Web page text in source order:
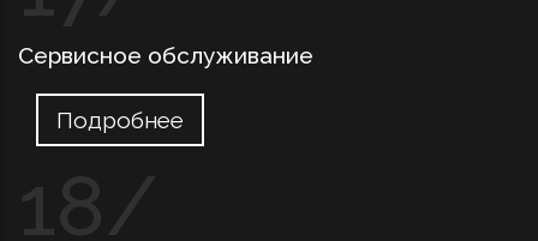
Сервисное обслуживание
Подробнее